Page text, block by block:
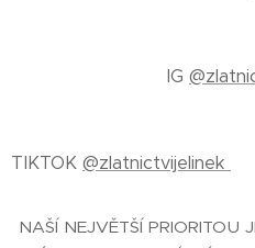
IG
TIKTOK @zlatnictvijelinek
NAŠÍ NEJVĚTŠÍ